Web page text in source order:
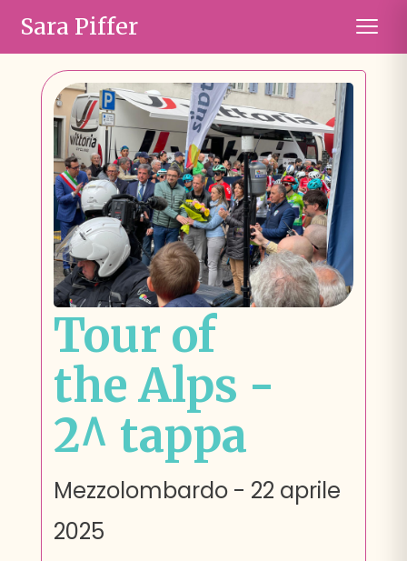
Sara Piffer
Tour of
the Alps -
2^ tappa
Mezzolombardo - 22 aprile
2025